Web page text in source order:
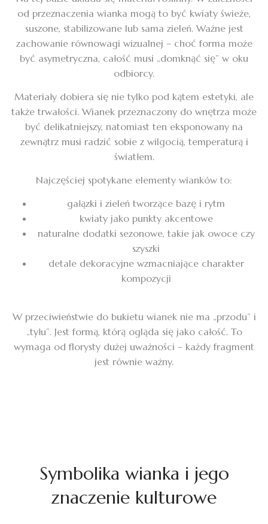
od przeznaczenia wianka mogą to być kwiaty świeże,
suszone, stabilizowane lub sama zieleń. Ważne jest
zachowanie równowagi wizualnej – choć forma może
być asymetryczna, całość musi „domknąć się” w oku
odbiorcy.
Materiały dobiera się nie tylko pod kątem estetyki, ale
także trwałości. Wianek przeznaczony do wnętrza może
być delikatniejszy, natomiast ten eksponowany na
zewnątrz musi radzić sobie z wilgocią, temperaturą i
światłem.
Najczęściej spotykane elementy wianków to:
gałązki i zieleń tworzące bazę i rytm
kwiaty jako punkty akcentowe
naturalne dodatki sezonowe, takie jak owoce czy
szyszki
detale dekoracyjne wzmacniające charakter
kompozycji
W przeciwieństwie do bukietu wianek nie ma „przodu” i
„tyłu”. Jest formą, którą ogląda się jako całość. To
wymaga od florysty dużej uważności – każdy fragment
jest równie ważny.
Symbolika wianka i jego
znaczenie kulturowe